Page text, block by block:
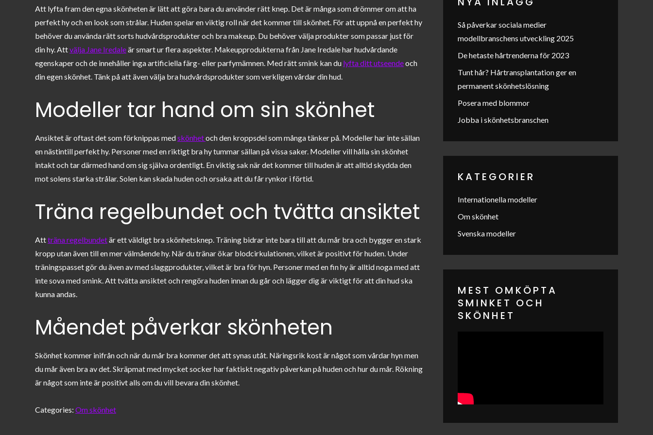
Att lyfta fram den egna skönheten är lätt att göra bara du använder rätt knep. Det är många som drömmer om att ha
perfekt hy och en look som strålar. Huden spelar en viktig roll när det kommer till skönhet. För att uppnå en perfekt hy
behöver du använda rätt sorts hudvårdsprodukter och bra makeup. Du behöver välja produkter som passar just för
din hy. Attvälja Jane Iredaleär smart ur flera aspekter. Makeupprodukterna från Jane Iredale har hudvårdande
egenskaper och de innehåller inga artificiella färg- eller parfymämnen. Med rätt smink kan du lyfta ditt utseendeoch
din egen skönhet. Tänk på att även välja bra hudvårdsprodukter som verkligen vårdar din hud.
Modeller tar hand om sin skönhet
Ansiktet är oftast det som förknippas medskönhetoch den kroppsdel som många tänker på. Modeller har inte sällan
en nästintill perfekt hy. Personer med en riktigt bra hy tummar sällan på vissa saker. Modeller vill hålla sin skönhet
intakt och tar därmed hand om sig själva ordentligt. En viktig sak när det kommer till huden är att alltid skydda den
mot solens starka strålar. Solen kan skada huden och orsaka att du får rynkor i förtid.
Träna regelbundet och tvätta ansiktet
Attträna regelbundetär ett väldigt bra skönhetsknep. Träning bidrar inte bara till att du mår bra och bygger en stark
kropp utan även till en mer välmående hy. När du tränar ökar blodcirkulationen, vilket är positivt för huden. Under
träningspasset gör du även av med slaggprodukter, vilket är bra för hyn. Personer med en fin hy är alltid noga med att
inte sova med smink. Att tvätta ansiktet och rengöra huden innan du går och lägger dig är viktigt för att din hud ska
kunna andas.
Måendet påverkar skönheten
Skönhet kommer inifrån och när du mår bra kommer det att synas utåt. Näringsrik kost är något som vårdar hyn men
du mår även bra av det. Skräpmat med mycket socker har faktiskt negativ påverkan på huden och hur du mår. Rökning
är något som inte är positivt alls om du vill bevara din skönhet.
Categories: Om skönhet
Så påverkar sociala medier
modellbranschens utveckling 2025
De hetaste hårtrenderna för 2023
Tunt hår? Hårtransplantation ger en
permanent skönhetslösning
Posera med blommor
Jobba i skönhetsbranschen
KATEGORIER
Internationella modeller
Om skönhet
Svenska modeller
MEST OMKÖPTA
SMINKET OCH
SKÖNHET